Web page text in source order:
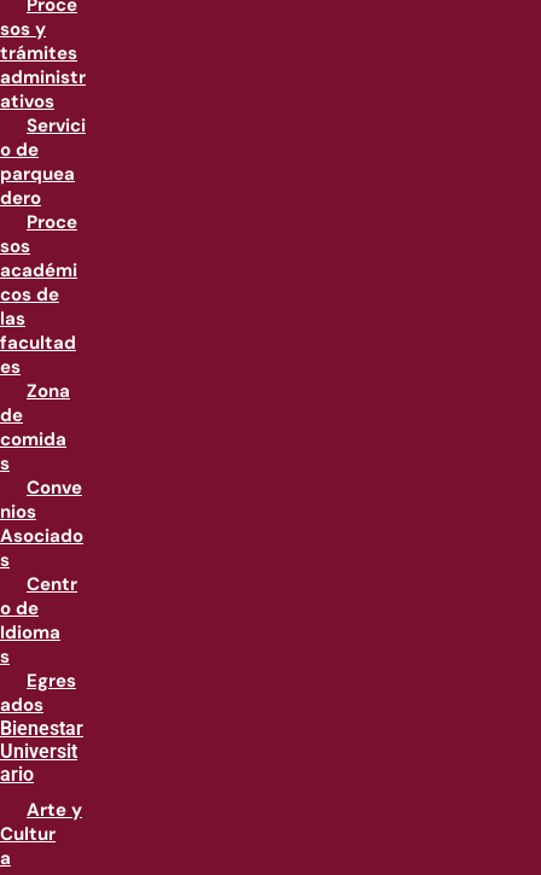
Proce
sos y
trámites
administr
ativos
Servici
o de
parquea
dero
Proce
sos
académi
cos de
las
facultad
es
Zona
de
comida
s
Conve
nios
Asociado
s
Centr
o de
Idioma
s
Egres
ados
Bienestar
Universit
ario
Arte y
Cultur
a